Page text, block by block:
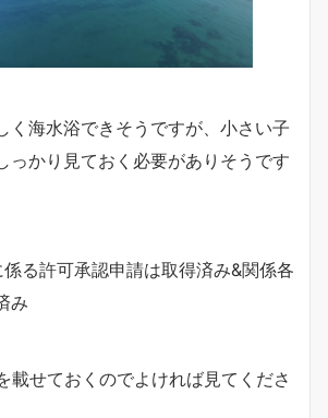
く海水浴できそうですが、小さい子
っかり見ておく必要がありそうです
る許可承認申請は取得済み&関係各
み
載せておくのでよければ見てくださ